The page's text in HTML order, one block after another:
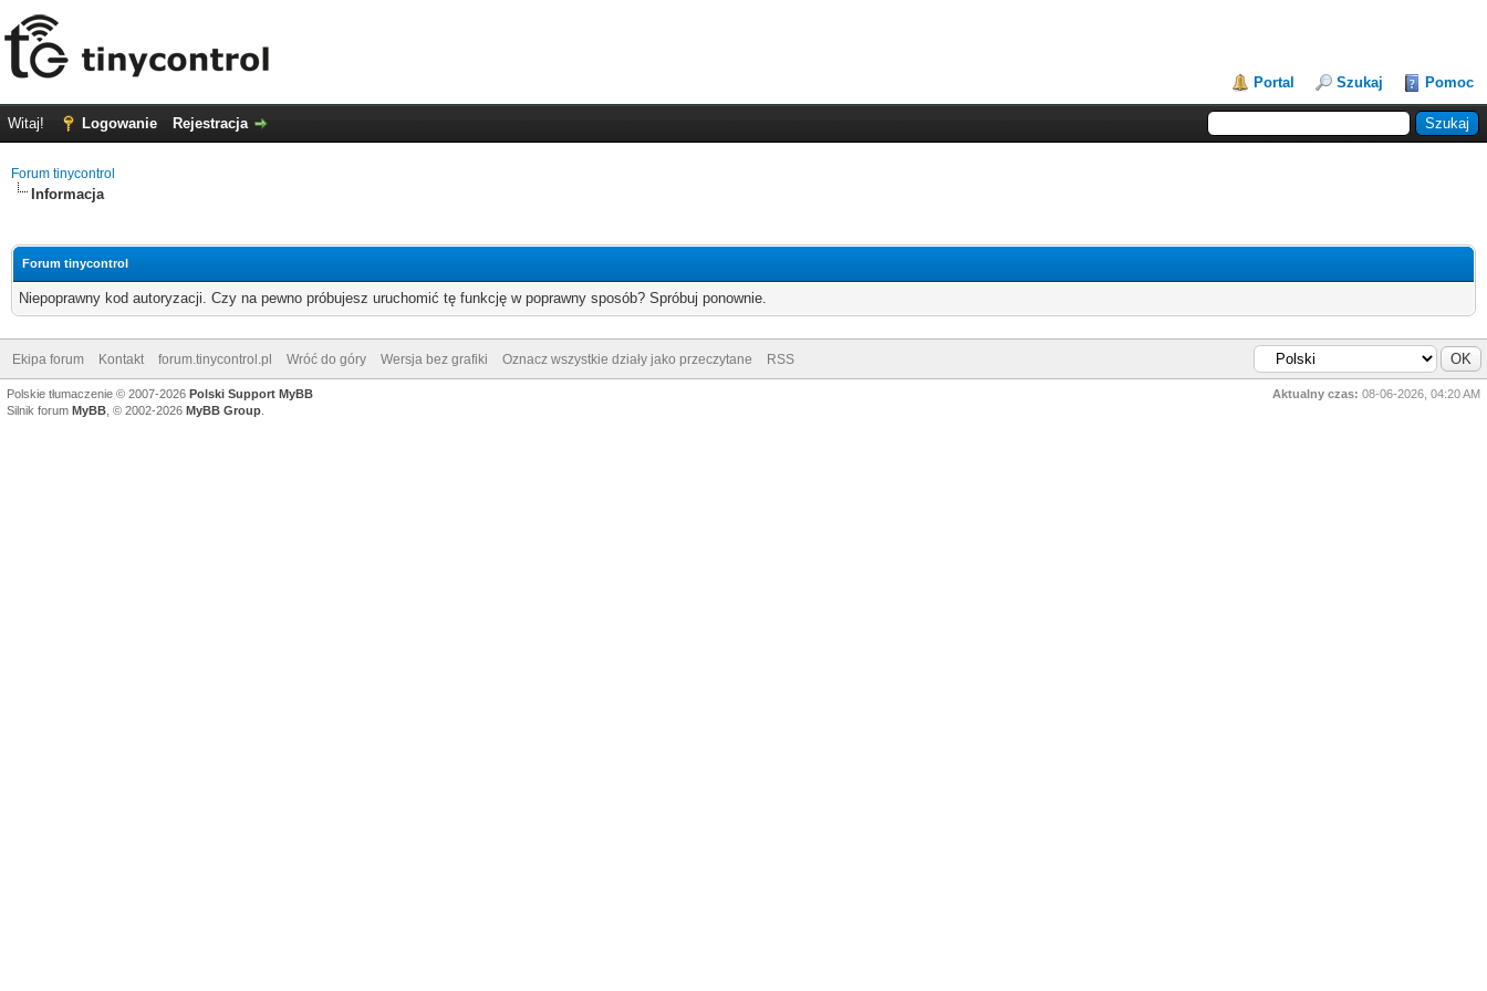
Portal Szukaj Pomoc
Witaj! Logowanie Rejestracja
Forum tinycontrol
Informacja
Forum tinycontrol
Niepoprawny kod autoryzacji. Czy na pewno próbujesz uruchomić tę funkcję w poprawny sposób? Spróbuj ponownie.
Ekipa forum Kontakt forum.tinycontrol.pl Wróć do góry Wersja bez grafiki Oznacz wszystkie działy jako przeczytane RSS
Aktualny czas: 08-06-2026, 04:20 AM
Polskie tłumaczenie © 2007-2026 Polski Support MyBB
Silnik forum MyBB , © 2002-2026 MyBB Group